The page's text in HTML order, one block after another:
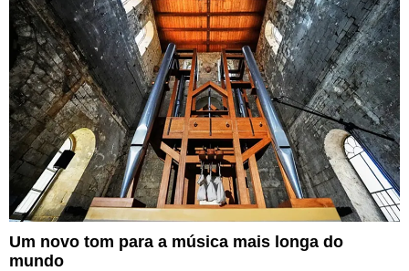
Um novo tom para a música mais longa do
mundo